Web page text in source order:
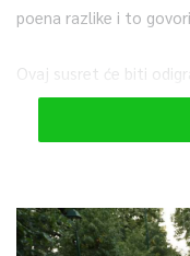
poena razlike i to
Ovaj susret će biti
Večernji meč donosi
nezaustavljivo kad je